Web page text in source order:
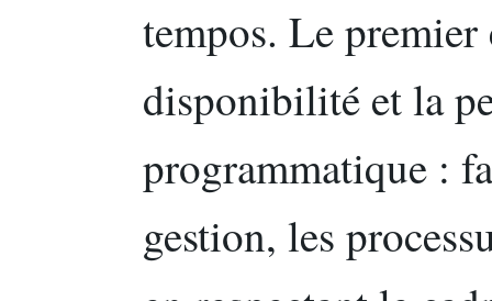
tempos. Le
disponibilité et la
programmatique :
gestion, les